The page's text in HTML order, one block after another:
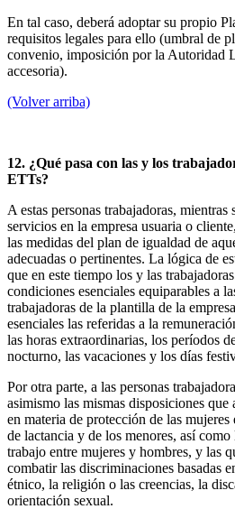
En tal caso, deberá adoptar su propio
requisitos legales para ello (umbral de
convenio, imposición por la Autoridad
accesoria).
(Volver arriba)
12. ¿Qué pasa con las y los
ETTs?
A estas personas trabajadoras, mientras
servicios en la empresa usuaria o
las medidas del plan de igualdad de
adecuadas o pertinentes. La lógica de
que en este tiempo los y las
condiciones esenciales equiparables a
trabajadoras de la plantilla de la
esenciales las referidas a la
las horas extraordinarias, los períodos
nocturno, las vacaciones y los días
Por otra parte, a las personas
asimismo las mismas disposiciones que
en materia de protección de las
de lactancia y de los menores, así
trabajo entre mujeres y hombres, y las
combatir las discriminaciones basadas
étnico, la religión o las creencias, la
orientación sexual.